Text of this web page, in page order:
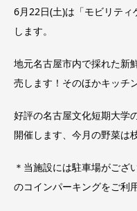
6月22日(土)は「モビリテ
します。
地元名古屋市内で採れた新
売します！そのほかキッチ
好評の名古屋文化短期大学
開催します、今月の野菜は
＊当施設には駐車場がござ
のコインパーキングをご利